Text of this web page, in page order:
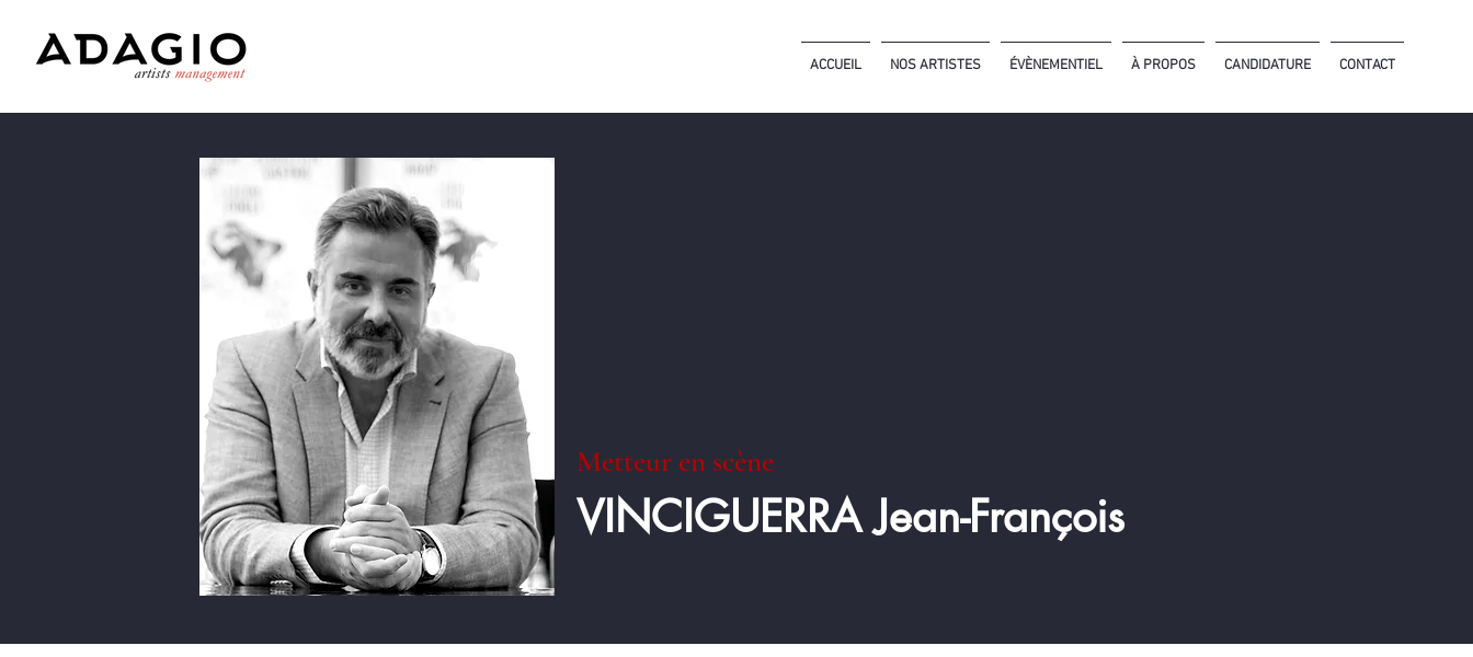
ACCUEIL NOS ARTISTES ÉVÈNEMENTIEL À PROPOS CANDIDATURE CONTACT
Metteur en scène
VINCIGUERRA Jean-François